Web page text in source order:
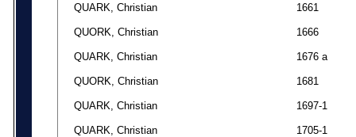
QUARK, Christian 1661
QUORK, Christian 1666
QUARK, Christian 1676 a
QUORK, Christian 1681
QUARK, Christian 1697-1
QUARK, Christian 1705-1